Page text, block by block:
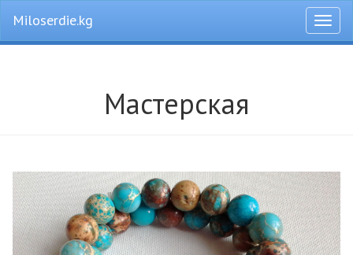
меню
Miloserdie.kg
Мастерская